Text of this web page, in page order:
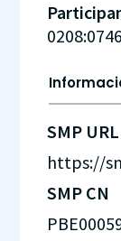
SMP URL
https://
SMP CN